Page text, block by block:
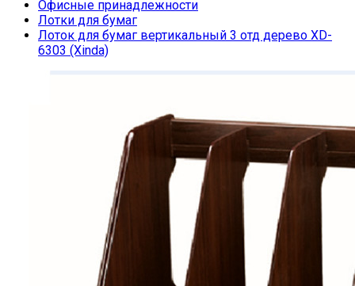
Офисные принадлежности
Лотки для бумаг
Лоток для бумаг вертикальный 3 отд дерево XD-
6303 (Xinda)